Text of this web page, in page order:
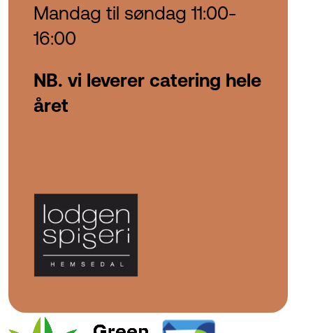
Mandag til søndag 11:00-
16:00
NB. vi leverer catering hele
året